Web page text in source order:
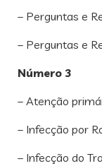
– Perguntas e
– Perguntas e
Número 3
– Atenção
– Infecção por
– Infecção do